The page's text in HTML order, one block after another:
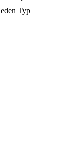
Typ